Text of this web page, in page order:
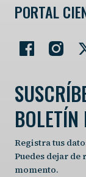
PORTAL
Registra tus
Puedes dejar
momento.